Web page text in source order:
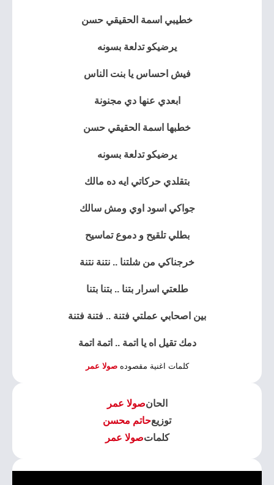
خطيبي اسمة الحقيقي حسن
يرضيكو تدلعة بسونه
فيش احساس يا بنت الناس
ابعدي عنها دي مجنونة
خطبها اسمة الحقيقي حسن
يرضيكو تدلعة بسونه
بتقلدي حركاتي ايه ده مالك
جواكي اسود اوي ومش سالك
بطلي تلقيح و دموع تماسيح
خرجناكي من شلتنا .. نتنة نتنة
طلعتي اسرار بتنا .. بتنا بتنا
بين اصحابي عملتي فتنة .. فتنة فتنة
دمك تقيل اه يا اتمة .. اتمة اتمة
كلمات اغنية مقصودهصولا عمر
الحانصولا عمر
توزيعحاتم محسن
كلماتصولا عمر